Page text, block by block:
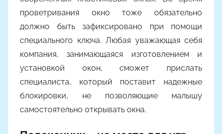
проветривания окно тоже обязательно
должно быть зафиксировано при помощи
специального ключа. Любая уважающая себя
компания, занимающаяся изготовлением и
установкой окон, сможет прислать
специалиста, который поставит надежные
блокировки, не позволяющие малышу
самостоятельно открывать окна.